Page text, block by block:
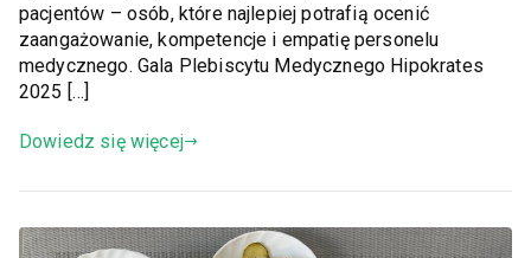
pacjentów – osób, które najlepiej potrafią ocenić
zaangażowanie, kompetencje i empatię personelu
medycznego. Gala Plebiscytu Medycznego Hipokrates
2025 […]
Dowiedz się więcej